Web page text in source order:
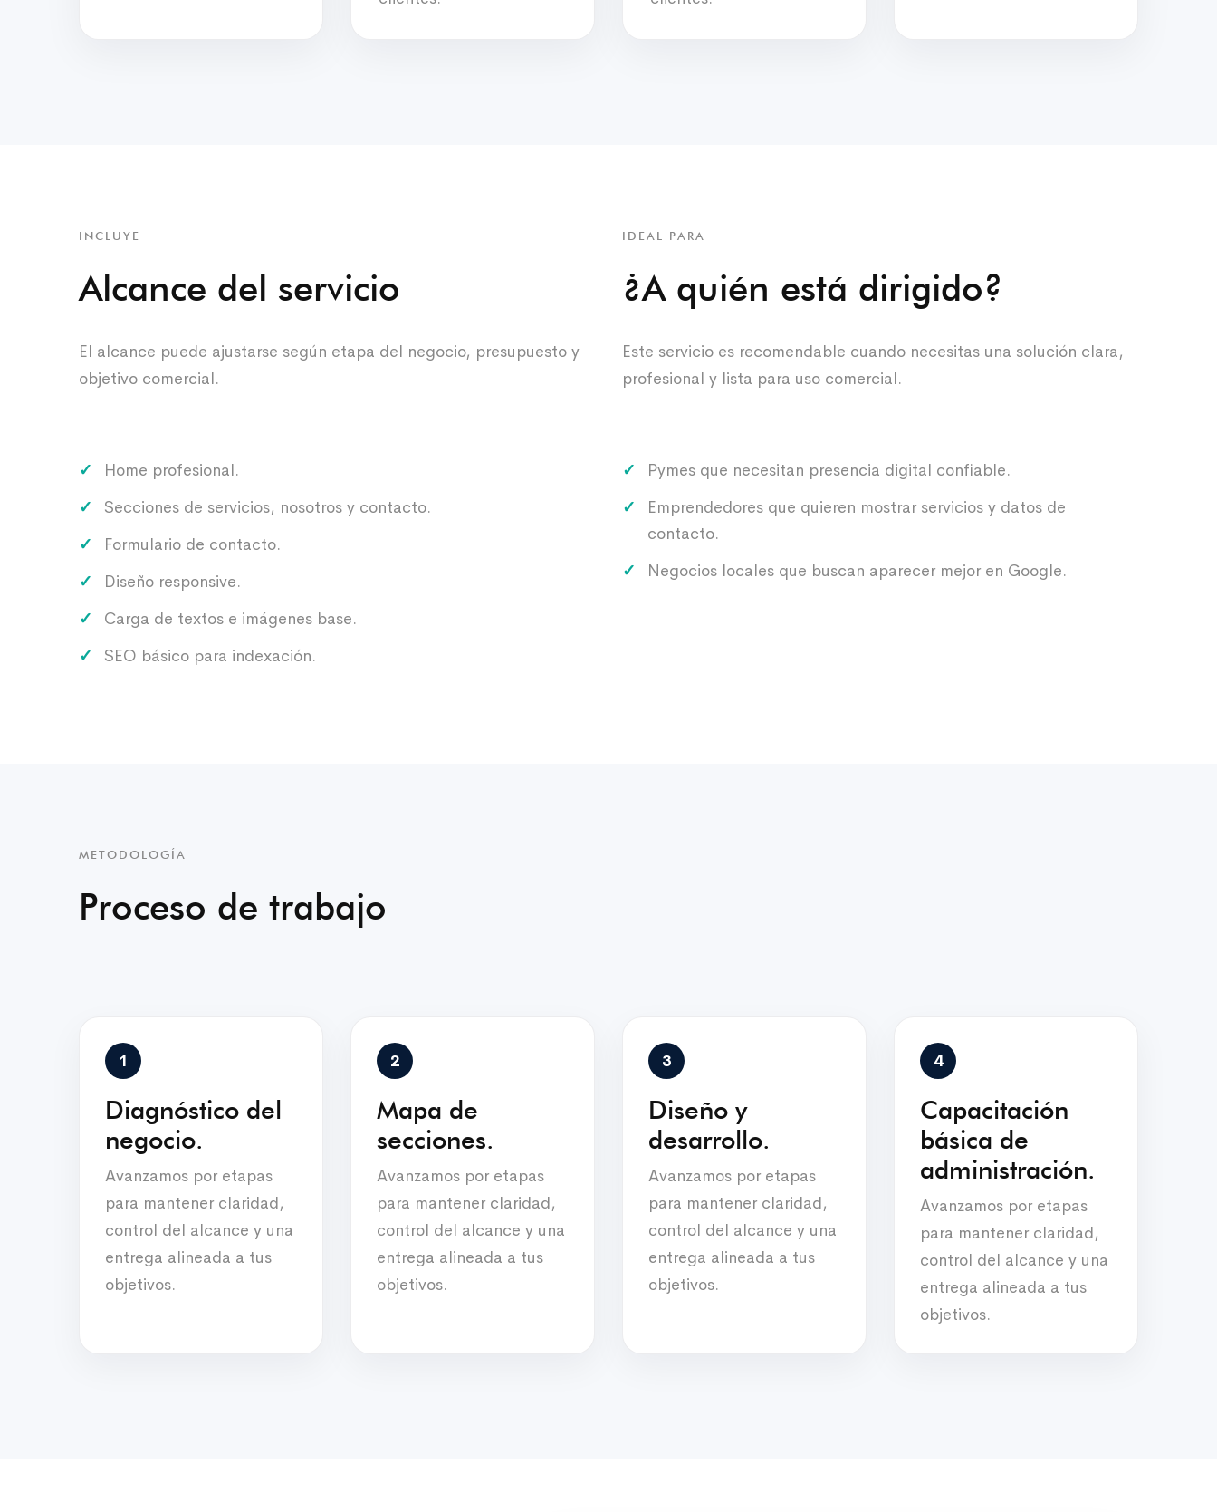
INCLUYE
Alcance del servicio
El alcance puede ajustarse según etapa del negocio, presupuesto y
objetivo comercial.
Home profesional.
Secciones de servicios, nosotros y contacto.
Formulario de contacto.
Diseño responsive.
Carga de textos e imágenes base.
SEO básico para indexación.
IDEAL PARA
¿A quién está dirigido?
Este servicio es recomendable cuando necesitas una solución clara,
profesional y lista para uso comercial.
Pymes que necesitan presencia digital confiable.
Emprendedores que quieren mostrar servicios y datos de
contacto.
Negocios locales que buscan aparecer mejor en Google.
METODOLOGÍA
Proceso de trabajo
Diagnóstico del
negocio.
Avanzamos por etapas
para mantener claridad,
control del alcance y una
entrega alineada a tus
objetivos.
Mapa de
secciones.
Avanzamos por etapas
para mantener claridad,
control del alcance y una
entrega alineada a tus
objetivos.
Diseño y
desarrollo.
Avanzamos por etapas
para mantener claridad,
control del alcance y una
entrega alineada a tus
objetivos.
Capacitación
básica de
administración.
Avanzamos por etapas
para mantener claridad,
control del alcance y una
entrega alineada a tus
objetivos.